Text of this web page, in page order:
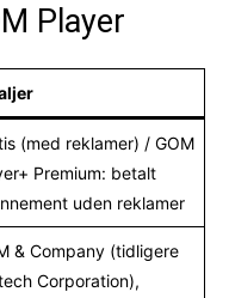
Player
(med reklamer) / GOM
Premium: betalt
uden reklamer
& Company (tidligere
Corporation),